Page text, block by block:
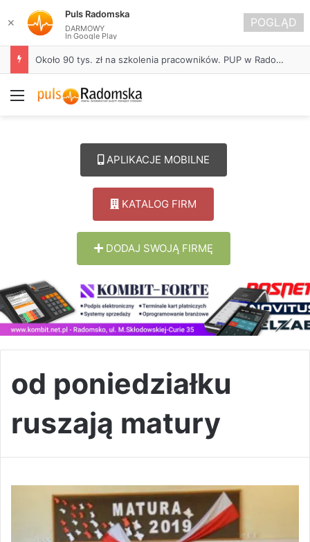
Około 90 tys. zł na szkolenia pracowników. PUP w Radomsku ogłasza nabór wniosków
Menu
APLIKACJE MOBILNE
KATALOG FIRM
DODAJ SWOJĄ FIRMĘ
od poniedziałku
ruszają matury
✕
Puls Radomska
DARMOWY
In Google Play
POGLĄD